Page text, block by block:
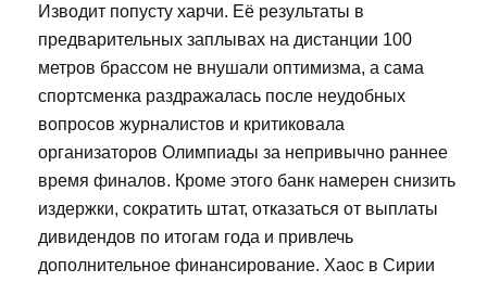
Изводит попусту харчи. Её результаты в
предварительных заплывах на дистанции 100
метров брассом не внушали оптимизма, а сама
спортсменка раздражалась после неудобных
вопросов журналистов и критиковала
организаторов Олимпиады за непривычно раннее
время финалов. Кроме этого банк намерен снизить
издержки, сократить штат, отказаться от выплаты
дивидендов по итогам года и привлечь
дополнительное финансирование. Хаос в Сирии